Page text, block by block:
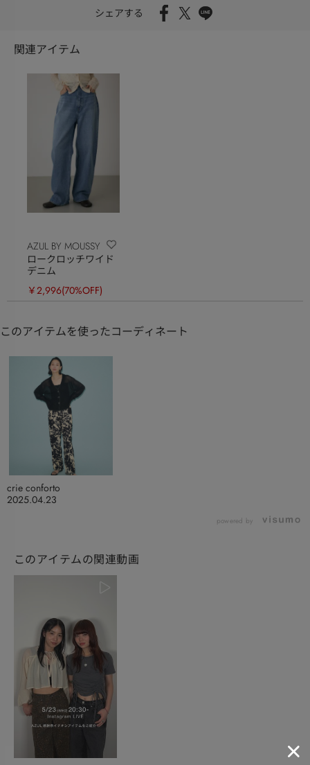
シェアする
関連アイテム
AZUL BY MOUSSY
ロークロッチワイド
デニム
￥2,996(70%OFF)
このアイテムを使ったコーディネート
2025.04.23
crie conforto
powered by
このアイテムの関連動画